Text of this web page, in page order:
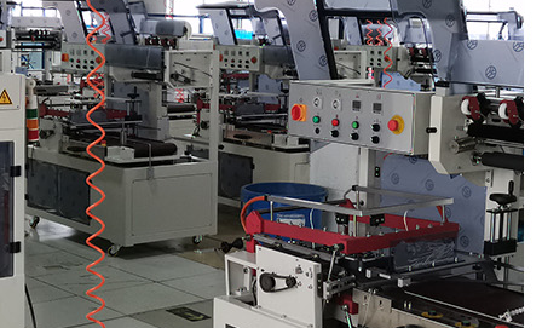
塑膜热收缩机是一种怎样的包装机
塑料薄膜热收缩机是一种什么样的包装机械？ 收缩包装是
上较为先进的包装方式之一。它采用收缩膜包裹产品或...